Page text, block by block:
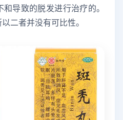
导致的脱发进行治疗的。
二者并没有可比性。